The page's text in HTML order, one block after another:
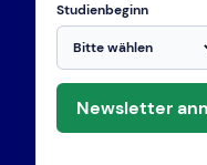
Studienbeginn
Newsletter